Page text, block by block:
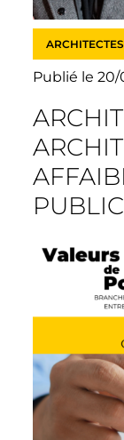
ARCHITECTES
Publié le 20/